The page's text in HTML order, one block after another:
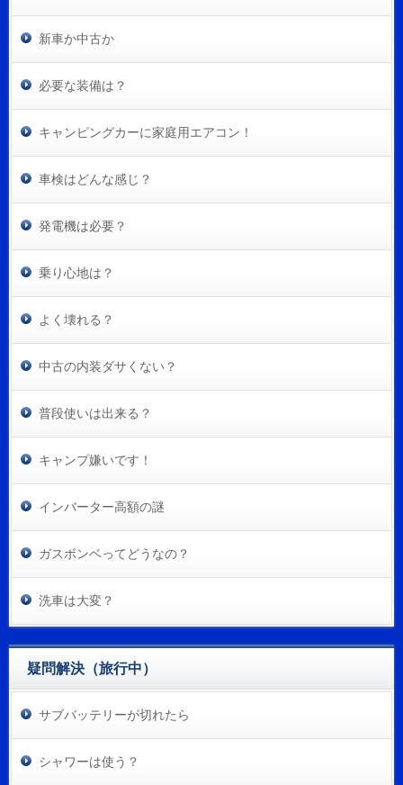
新車か中古か
必要な装備は？
キャンピングカーに家庭用エアコン！
車検はどんな感じ？
発電機は必要？
乗り心地は？
よく壊れる？
中古の内装ダサくない？
普段使いは出来る？
キャンプ嫌いです！
インバーター高額の謎
ガスボンベってどうなの？
洗車は大変？
疑問解決（旅行中）
サブバッテリーが切れたら
シャワーは使う？